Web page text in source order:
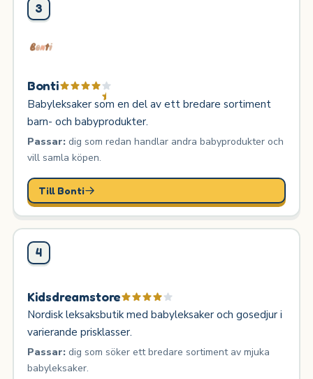
3
Bonti
Babyleksaker som en del av ett bredare sortiment
barn- och babyprodukter.
Passar:dig som redan handlar andra babyprodukter och
vill samla köpen.
Till Bonti
4
Kidsdreamstore
Nordisk leksaksbutik med babyleksaker och gosedjur i
varierande prisklasser.
Passar:dig som söker ett bredare sortiment av mjuka
babyleksaker.